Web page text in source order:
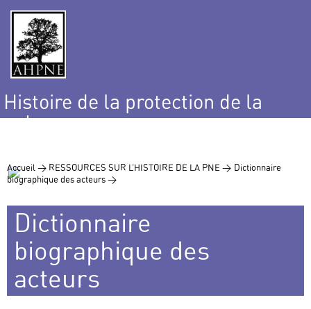
Histoire de la protection de la
nature
Accueil > RESSOURCES SUR L’HISTOIRE DE LA PNE > Dictionnaire
biographique des acteurs >
Dictionnaire
biographique des
acteurs